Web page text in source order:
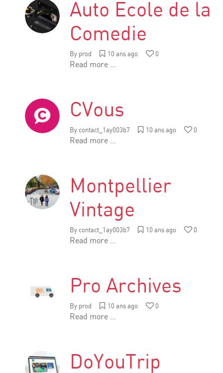
Auto Ecole de la
Comedie
By prod 10 ans ago 0
Read more ...
CVous
By contact_1ay003b7 10 ans ago 0
Read more ...
Montpellier
Vintage
By contact_1ay003b7 10 ans ago 0
Read more ...
Pro Archives
By prod 10 ans ago 0
Read more ...
DoYouTrip